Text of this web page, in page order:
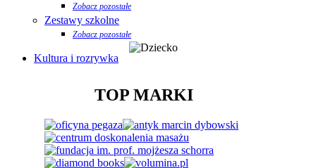
Zobacz pozostałe
Zestawy szkolne
Zobacz pozostałe
Kultura i rozrywka
TOP MARKI